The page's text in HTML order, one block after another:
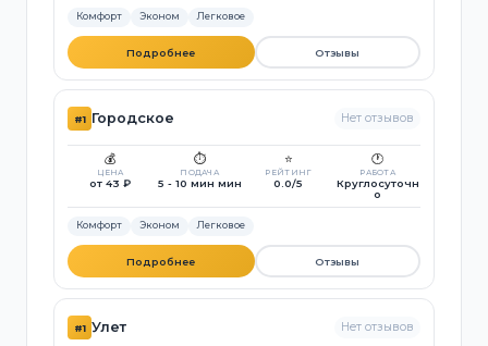
Комфорт Эконом Легковое
Подробнее Отзывы
#1 Городское Нет отзывов
💰
ЦЕНА
от 43 ₽
⏱️
ПОДАЧА
5 - 10 мин мин
⭐
РЕЙТИНГ
0.0/5
🕐
РАБОТА
Круглосуточн
о
Комфорт Эконом Легковое
Подробнее Отзывы
#1 Улет Нет отзывов